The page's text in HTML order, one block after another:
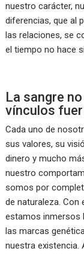
nuestro carácter,
diferencias, que al
las relaciones, se
el tiempo no hace
La sangre
vínculos
Cada uno de
sus valores, su
dinero y mucho
nuestro
somos por
de naturaleza. Con
estamos inmersos
las marcas
nuestra existencia.